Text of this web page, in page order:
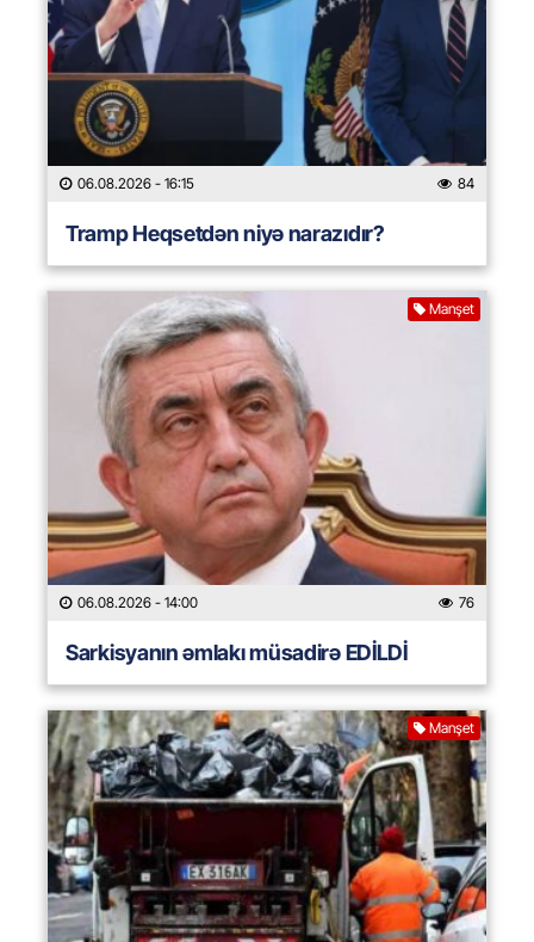
06.08.2026 - 16:15 84
Tramp Heqsetdən niyə narazıdır?
Manşet
06.08.2026 - 14:00 76
Sarkisyanın əmlakı müsadirə EDİLDİ
Manşet